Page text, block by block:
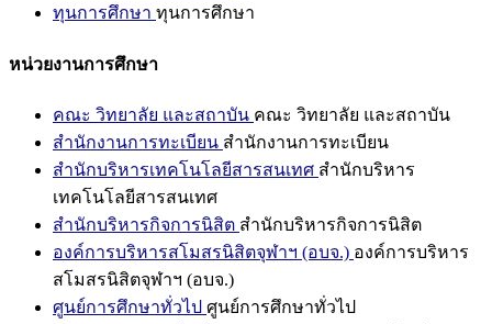
ทุนการศึกษา ทุนการศึกษา
หน่วยงานการศึกษา
คณะ วิทยาลัย และสถาบัน คณะ วิทยาลัย และสถาบัน
สำนักงานการทะเบียน สำนักงานการทะเบียน
สำนักบริหารเทคโนโลยีสารสนเทศ สำนักบริหาร
เทคโนโลยีสารสนเทศ
สำนักบริหารกิจการนิสิต สำนักบริหารกิจการนิสิต
องค์การบริหารสโมสรนิสิตจุฬาฯ (อบจ.) องค์การบริหาร
สโมสรนิสิตจุฬาฯ (อบจ.)
ศูนย์การศึกษาทั่วไป ศูนย์การศึกษาทั่วไป